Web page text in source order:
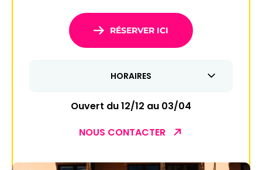
RÉSERVER ICI
HORAIRES
Ouvert du 12/12 au 03/04
NOUS CONTACTER